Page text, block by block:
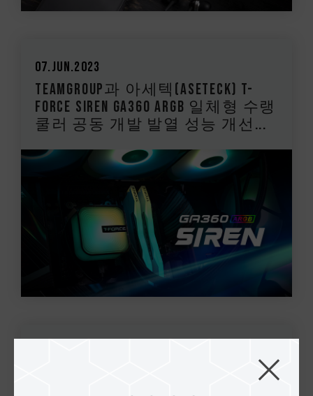
07.Jun.2023
TEAMGROUP과 아세텍(ASETECK) T-
FORCE SIREN GA360 ARGB 일체형 수랭
쿨러 공동 개발 발열 성능 개선...
TEAMGROUP COMPUTEX 2023 ’DAZZLE,